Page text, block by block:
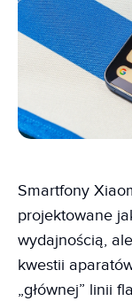
Smartfony
projektowane
wydajnością,
kwestii
„głównej” linii